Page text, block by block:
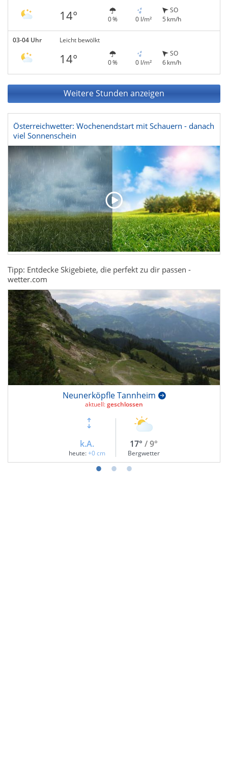
14° 0 % 0 l/m²
SO
5 km/h
03-04 Uhr Leicht bewölkt
14° 0 % 0 l/m²
SO
6 km/h
Weitere Stunden anzeigen
Österreichwetter: Wochenendstart mit Schauern - danach
viel Sonnenschein
Tipp: Entdecke Skigebiete, die perfekt zu dir passen -
wetter.com
Neunerköpfle Tannheim
aktuell:geschlossen
k.A.
heute: +0 cm
17° / 9°
Bergwetter